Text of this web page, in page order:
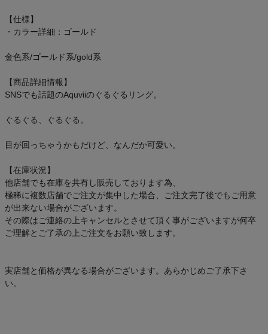
商品レビュー
アウトレットセール
【仕様】
・カラー詳細：ゴールド
金色系/ゴールド系/gold系
【商品詳細情報】
SNSでも話題のAquviiのぐるぐるリング。
ぐるぐる、ぐるぐる。
目が回っちゃうかもだけど、なんだか可愛い。
【在庫状況】
他店舗でも在庫を共有し販売しております為、
極稀に複数店舗でご注文が集中した場合、ご注文完了後でもご用意
が出来ない場合がございます。
その際はご連絡の上キャンセルとさせて頂く事がございますが何卒
ご理解とご了承の上ご注文をお願い致します。
実店舗と価格が異なる場合がございます。あらかじめご了承下さ
い。